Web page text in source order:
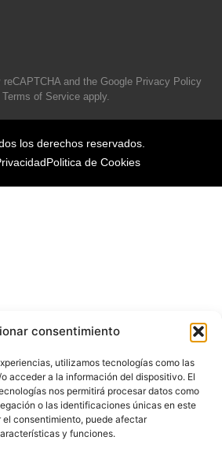
consentimiento
utilizamos tecnologías como las
acceder a la información del dispositivo. El
nos permitirá procesar datos como
o las identificaciones únicas en este
consentimiento, puede afectar
y funciones.
and the Google Privacy Policy
Terms of Service apply.
los derechos reservados.
Politica de Cookies